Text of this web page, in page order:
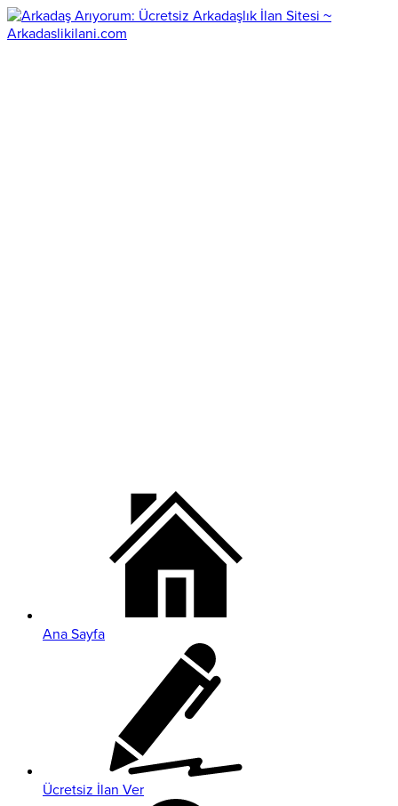
Ana Sayfa
Ücretsiz İlan Ver